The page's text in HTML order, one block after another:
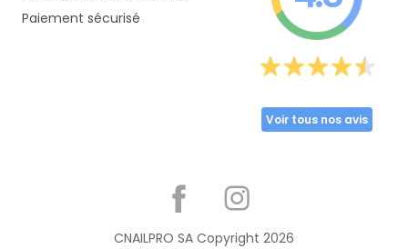
Paiement sécurisé
Voir tous nos avis
CNAILPRO SA Copyright 2026